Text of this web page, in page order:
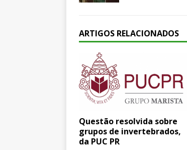
ARTIGOS RELACIONADOS
Questão resolvida sobre
grupos de invertebrados,
da PUC PR